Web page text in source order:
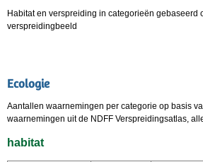
Habitat en verspreiding in categorieën gebaseerd
verspreidingbeeld
Ecologie
Aantallen waarnemingen per categorie op basis
waarnemingen uit de NDFF Verspreidingsatlas,
habitat